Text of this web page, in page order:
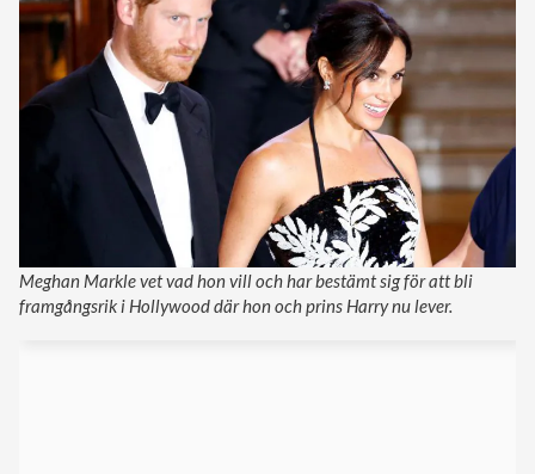
Meghan Markle vet vad hon vill och har bestämt sig för att bli
framgångsrik i Hollywood där hon och prins Harry nu lever.